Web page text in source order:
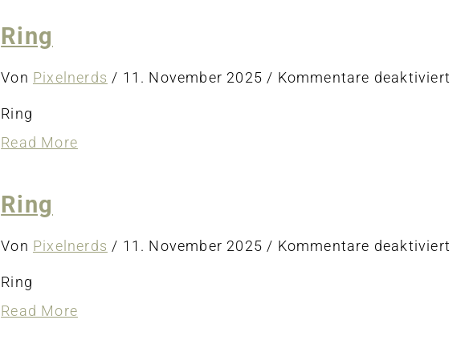
Ring
Von Pixelnerds / 11. November 2025 / Kommentare deaktiviert
Ring
Read Moreabout
Ring
Von Pixelnerds / 11. November 2025/ Kommentare deaktiviert
Ring
Read Moreabout